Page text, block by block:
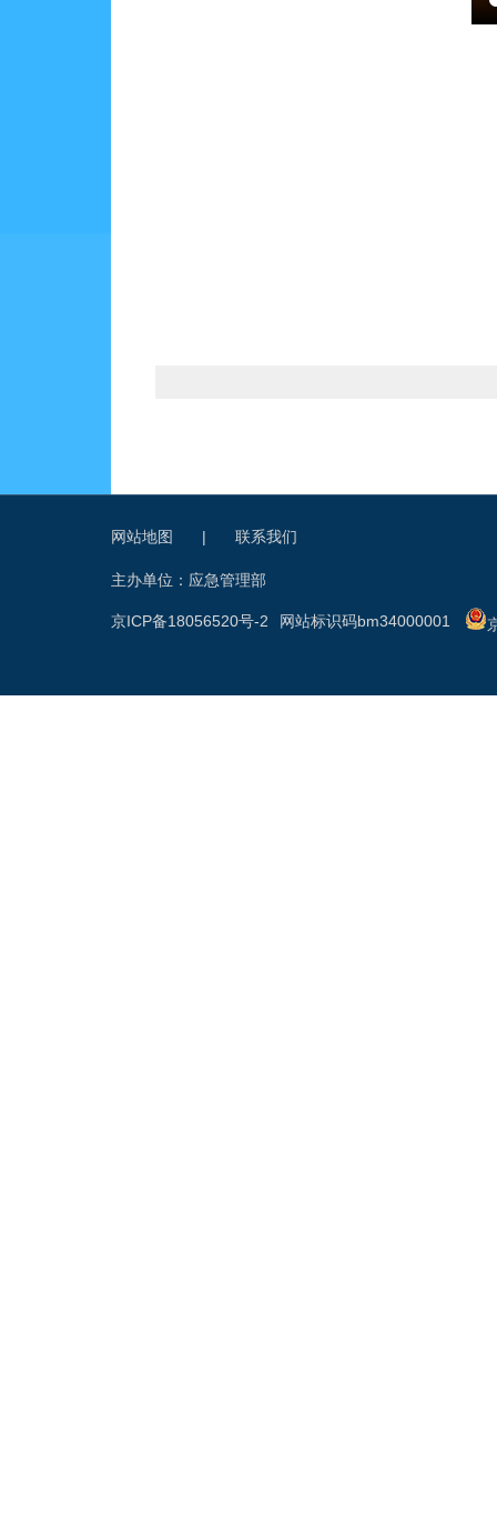
网站地图 | 联系我们
主办单位：应急管理部
网站标识码bm34000001
京ICP备18056520号-2